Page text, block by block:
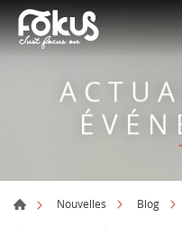
Nouvelles
Blog